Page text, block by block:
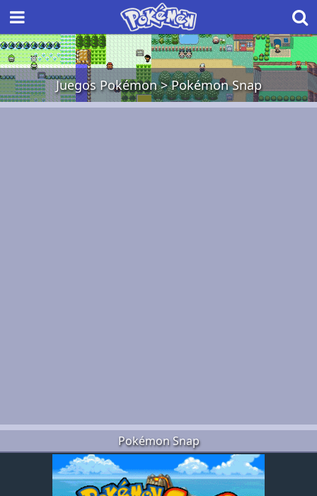
Juegos Pokémon>Pokémon Snap
Pokémon Snap